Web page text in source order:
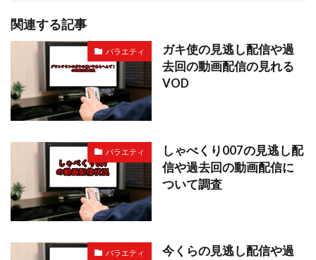
関連する記事
バラエティ
ガキ使の見逃し配信や過
去回の動画配信の見れる
VOD
バラエティ
しゃべくり007の見逃し配
信や過去回の動画配信に
ついて調査
バラエティ
今くらの見逃し配信や過